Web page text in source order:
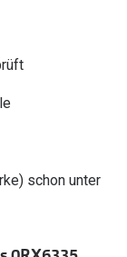
schon unter